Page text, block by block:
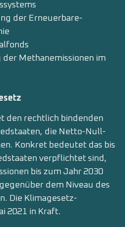
der Erneuerbare-
Methanemissionen im
den rechtlich bindenden
die Netto-Null-
Konkret bedeutet das bis
verpflichtet sind,
bis zum Jahr 2030
dem Niveau des
Die Klimagesetz-
2021 in Kraft.